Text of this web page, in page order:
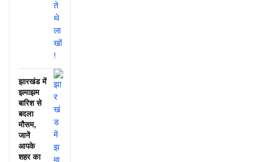
झारखंड में
झमाझम
बारिश से
बदला
मौसम,
जानें
आपके
शहर का